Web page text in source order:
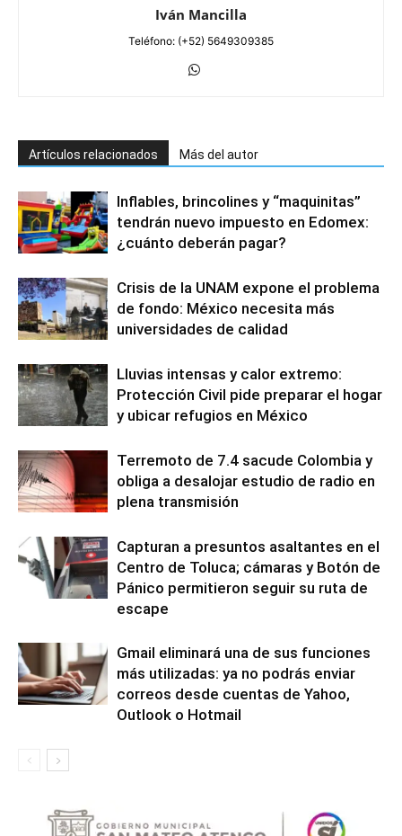
Iván Mancilla
Teléfono: (+52) 5649309385
Artículos relacionados Más del autor
Inflables, brincolines y “maquinitas”
tendrán nuevo impuesto en Edomex:
¿cuánto deberán pagar?
Crisis de la UNAM expone el problema
de fondo: México necesita más
universidades de calidad
Lluvias intensas y calor extremo:
Protección Civil pide preparar el hogar
y ubicar refugios en México
Terremoto de 7.4 sacude Colombia y
obliga a desalojar estudio de radio en
plena transmisión
Capturan a presuntos asaltantes en el
Centro de Toluca; cámaras y Botón de
Pánico permitieron seguir su ruta de
escape
Gmail eliminará una de sus funciones
más utilizadas: ya no podrás enviar
correos desde cuentas de Yahoo,
Outlook o Hotmail